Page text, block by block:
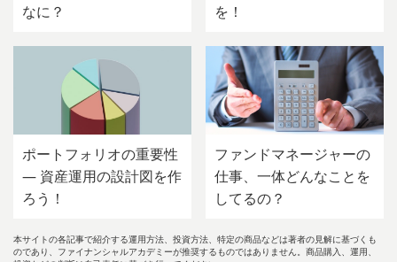
なに？
を！
ポートフォリオの重要性
— 資産運用の設計図を作
ろう！
ファンドマネージャーの
仕事、一体どんなことを
してるの？
本サイトの各記事で紹介する運用方法、投資方法、特定の商品などは著者の見解に基づくも
のであり、ファイナンシャルアカデミーが推奨するものではありません。商品購入、運用、